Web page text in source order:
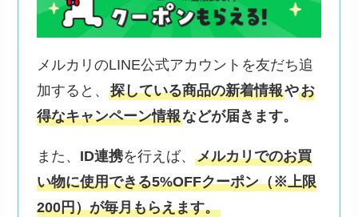
メルカリのLINE公式アカウントを友だち追
加すると、 探している商品の新着情報やお
得なキャンペーン情報などが届きます。
また、 ID連携を行えば、 メルカリでのお買
い物に使用できる5%OFFクーポン（※上限
200円）が毎月もらえます。